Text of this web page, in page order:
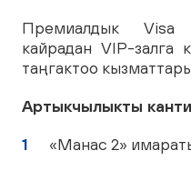
Премиалдык Visa
кайрадан VIP-залга
таңгактоо
Артыкчылыкты
«Манас 2»